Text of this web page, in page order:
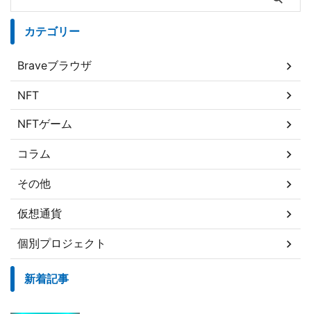
カテゴリー
Braveブラウザ
NFT
NFTゲーム
コラム
その他
仮想通貨
個別プロジェクト
新着記事